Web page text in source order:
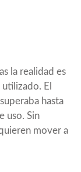
la realidad es
El
hasta
uso. Sin
mover a